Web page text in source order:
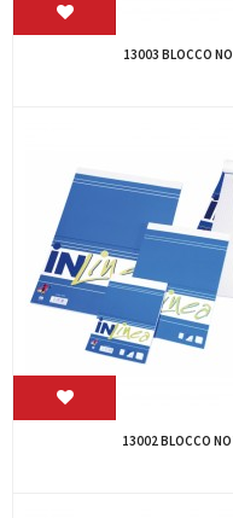
13003 BLOCCO
13002 BLOCCO